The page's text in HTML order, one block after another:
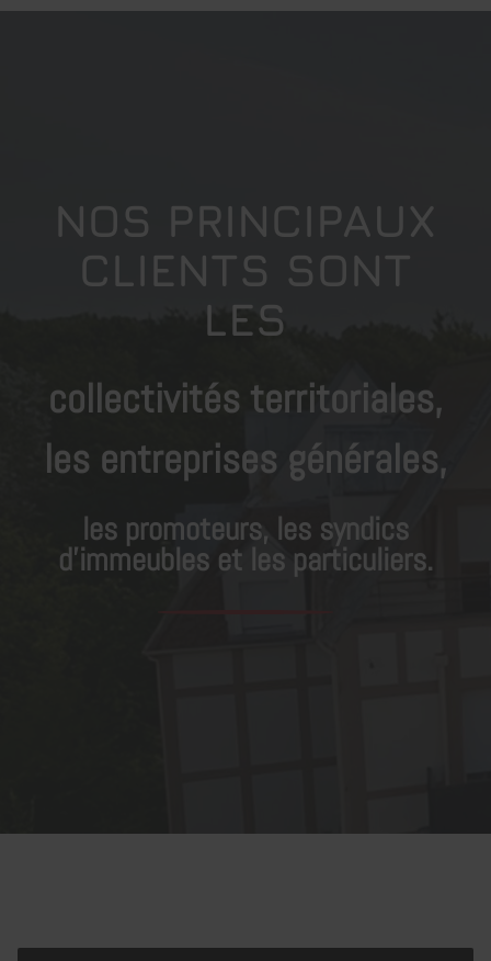
NOS PRINCIPAUX
CLIENTS SONT
LES
collectivités territoriales,
les entreprises générales,
les promoteurs, les syndics
d'immeubles et les particuliers.